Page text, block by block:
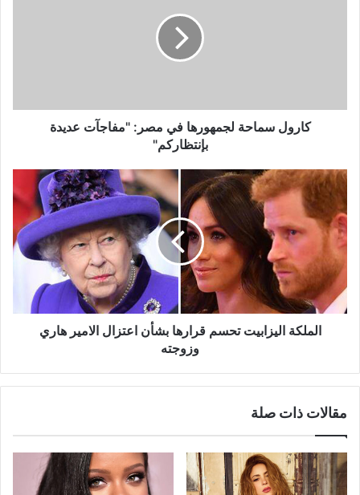
كارول سماحة لجمهورها في مصر: "مفاجآت عديدة
بإنتظاركم"
الملكة
اليزابيت
تحسم
قرارها
بشأن
اعتزال
الامير
هاري
وزوجته
الملكة اليزابيت تحسم قرارها بشأن اعتزال الامير هاري
وزوجته
مقالات ذات صلة